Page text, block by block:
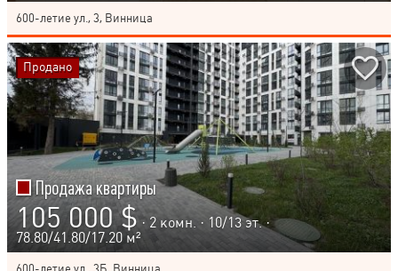
600-летие ул., 3, Винница
Продажа квартиры
105 000 $ · 2 комн. · 10/13эт. ·
78.80/41.80/17.20 м²
Продано